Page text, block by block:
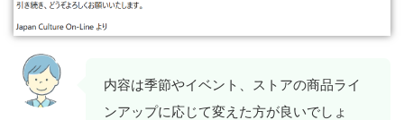
内容は季節やイベント、ストアの商品ライ
ンアップに応じて変えた方が良いでしょ